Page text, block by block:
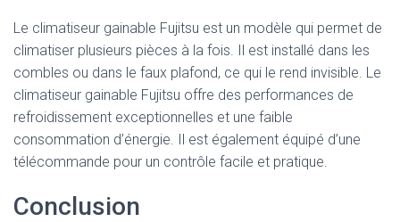
Le climatiseur gainable Fujitsu est un modèle qui permet de
climatiser plusieurs pièces à la fois. Il est installé dans les
combles ou dans le faux plafond, ce qui le rend invisible. Le
climatiseur gainable Fujitsu offre des performances de
refroidissement exceptionnelles et une faible
consommation d’énergie. Il est également équipé d’une
télécommande pour un contrôle facile et pratique.
Conclusion